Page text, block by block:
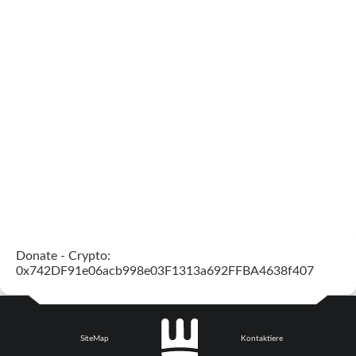
Donate - Crypto:
0x742DF91e06acb998e03F1313a692FFBA4638f407
SiteMap Kontaktiere